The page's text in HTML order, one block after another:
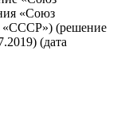
«Союз
«СССР») (решение
(дата